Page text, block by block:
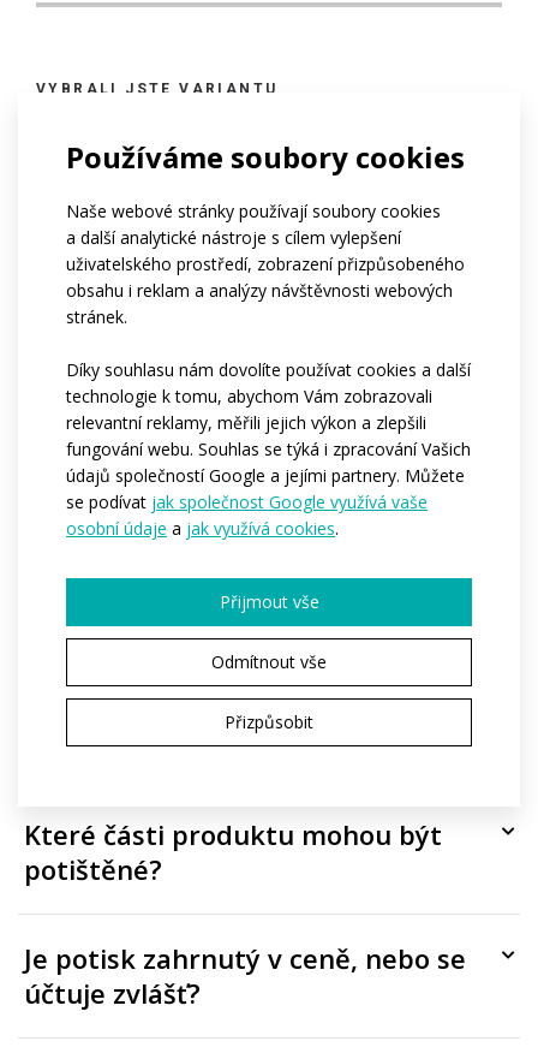
Používáme soubory cookies
Naše webové stránky používají soubory cookies
a další analytické nástroje s cílem vylepšení
uživatelského prostředí, zobrazení přizpůsobeného
obsahu i reklam a analýzy návštěvnosti webových
stránek.
Díky souhlasu nám dovolíte používat cookies a další
technologie k tomu, abychom Vám zobrazovali
relevantní reklamy, měřili jejich výkon a zlepšili
fungování webu. Souhlas se týká i zpracování Vašich
údajů společností Google a jejími partnery. Můžete
se podívat jak společnost Google využívá vaše
osobní údaje a jak využívá cookies.
Přijmout vše
Odmítnout vše
Přizpůsobit
VYBRALI JSTE VARIANTU
kteří berou sport více než jako příležitostné hobby.
Produktová řada PROFI je vhodná pro všechny ty, kteří se
věnují sportu na každodenní bázi. Použité střihy i materiály
pomohou dosáhnout sportovci nejlepších výsledků, a to při
Časté dotazy
Kolik tento produkt stojí?
Od kolika kusů lze produkt
objednat?
Které části produktu mohou být
potištěné?
Je potisk zahrnutý v ceně, nebo se
účtuje zvlášť?